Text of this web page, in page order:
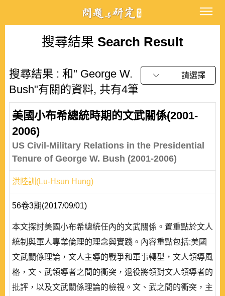
搜尋結果 Search Result
搜尋結果 : 和" George W.
Bush"有關的資料, 共有4筆
請選擇
美國小布希總統時期的文武關係(2001-
2006)
US Civil-Military Relations in the Presidential
Tenure of George W. Bush (2001-2006)
洪陸訓(Lu-Hsun Hung)
56卷3期(2017/09/01)
本文探討美國小布希總統任內的文武關係。置重點於文人
統制與軍人專業倫理的理念與實踐。內容重點包括:美國
文武關係理論，文人主導的戰爭和軍事轉型，文人領導風
格，文、武領導者之間的衝突，退役將領對文人領導者的
批評，以及文武關係理論的檢視。文、武之間的衝突，主